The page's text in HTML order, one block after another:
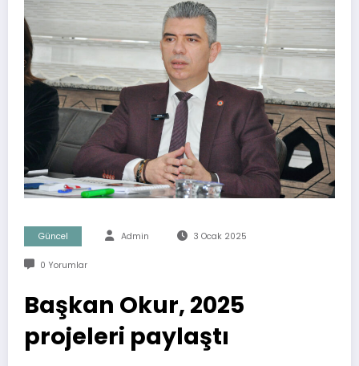
Güncel Admin 3 Ocak 2025
0 Yorumlar
Başkan Okur, 2025
projeleri paylaştı